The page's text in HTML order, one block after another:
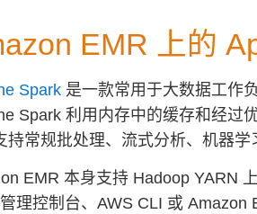
EMR 上的
Spark 是一款常用于大数据工作
Spark 利用内存中的缓存和经过
持常规批处理、流式分析、机器学
EMR 本身支持 Hadoop YARN
理控制台、AWS CLI 或 Amazon